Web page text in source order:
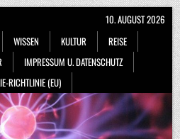
WISSEN KULTUR
REISE
IMPRESSUM U. DATENSCHUTZ
RICHTLINIE (EU)
10. AUGUST 2026